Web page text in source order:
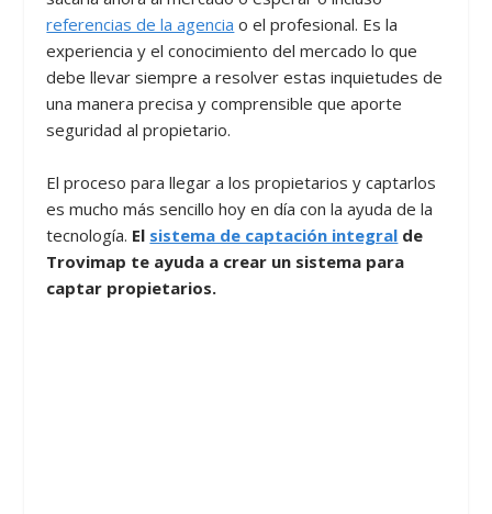
referencias de la agencia o el profesional. Es la
experiencia y el conocimiento del mercado lo que
debe llevar siempre a resolver estas inquietudes de
una manera precisa y comprensible que aporte
seguridad al propietario.
El proceso para llegar a los propietarios y captarlos
es mucho más sencillo hoy en día con la ayuda de la
tecnología. El sistema de captación integral de
Trovimap te ayuda a crear un sistema para
captar propietarios.